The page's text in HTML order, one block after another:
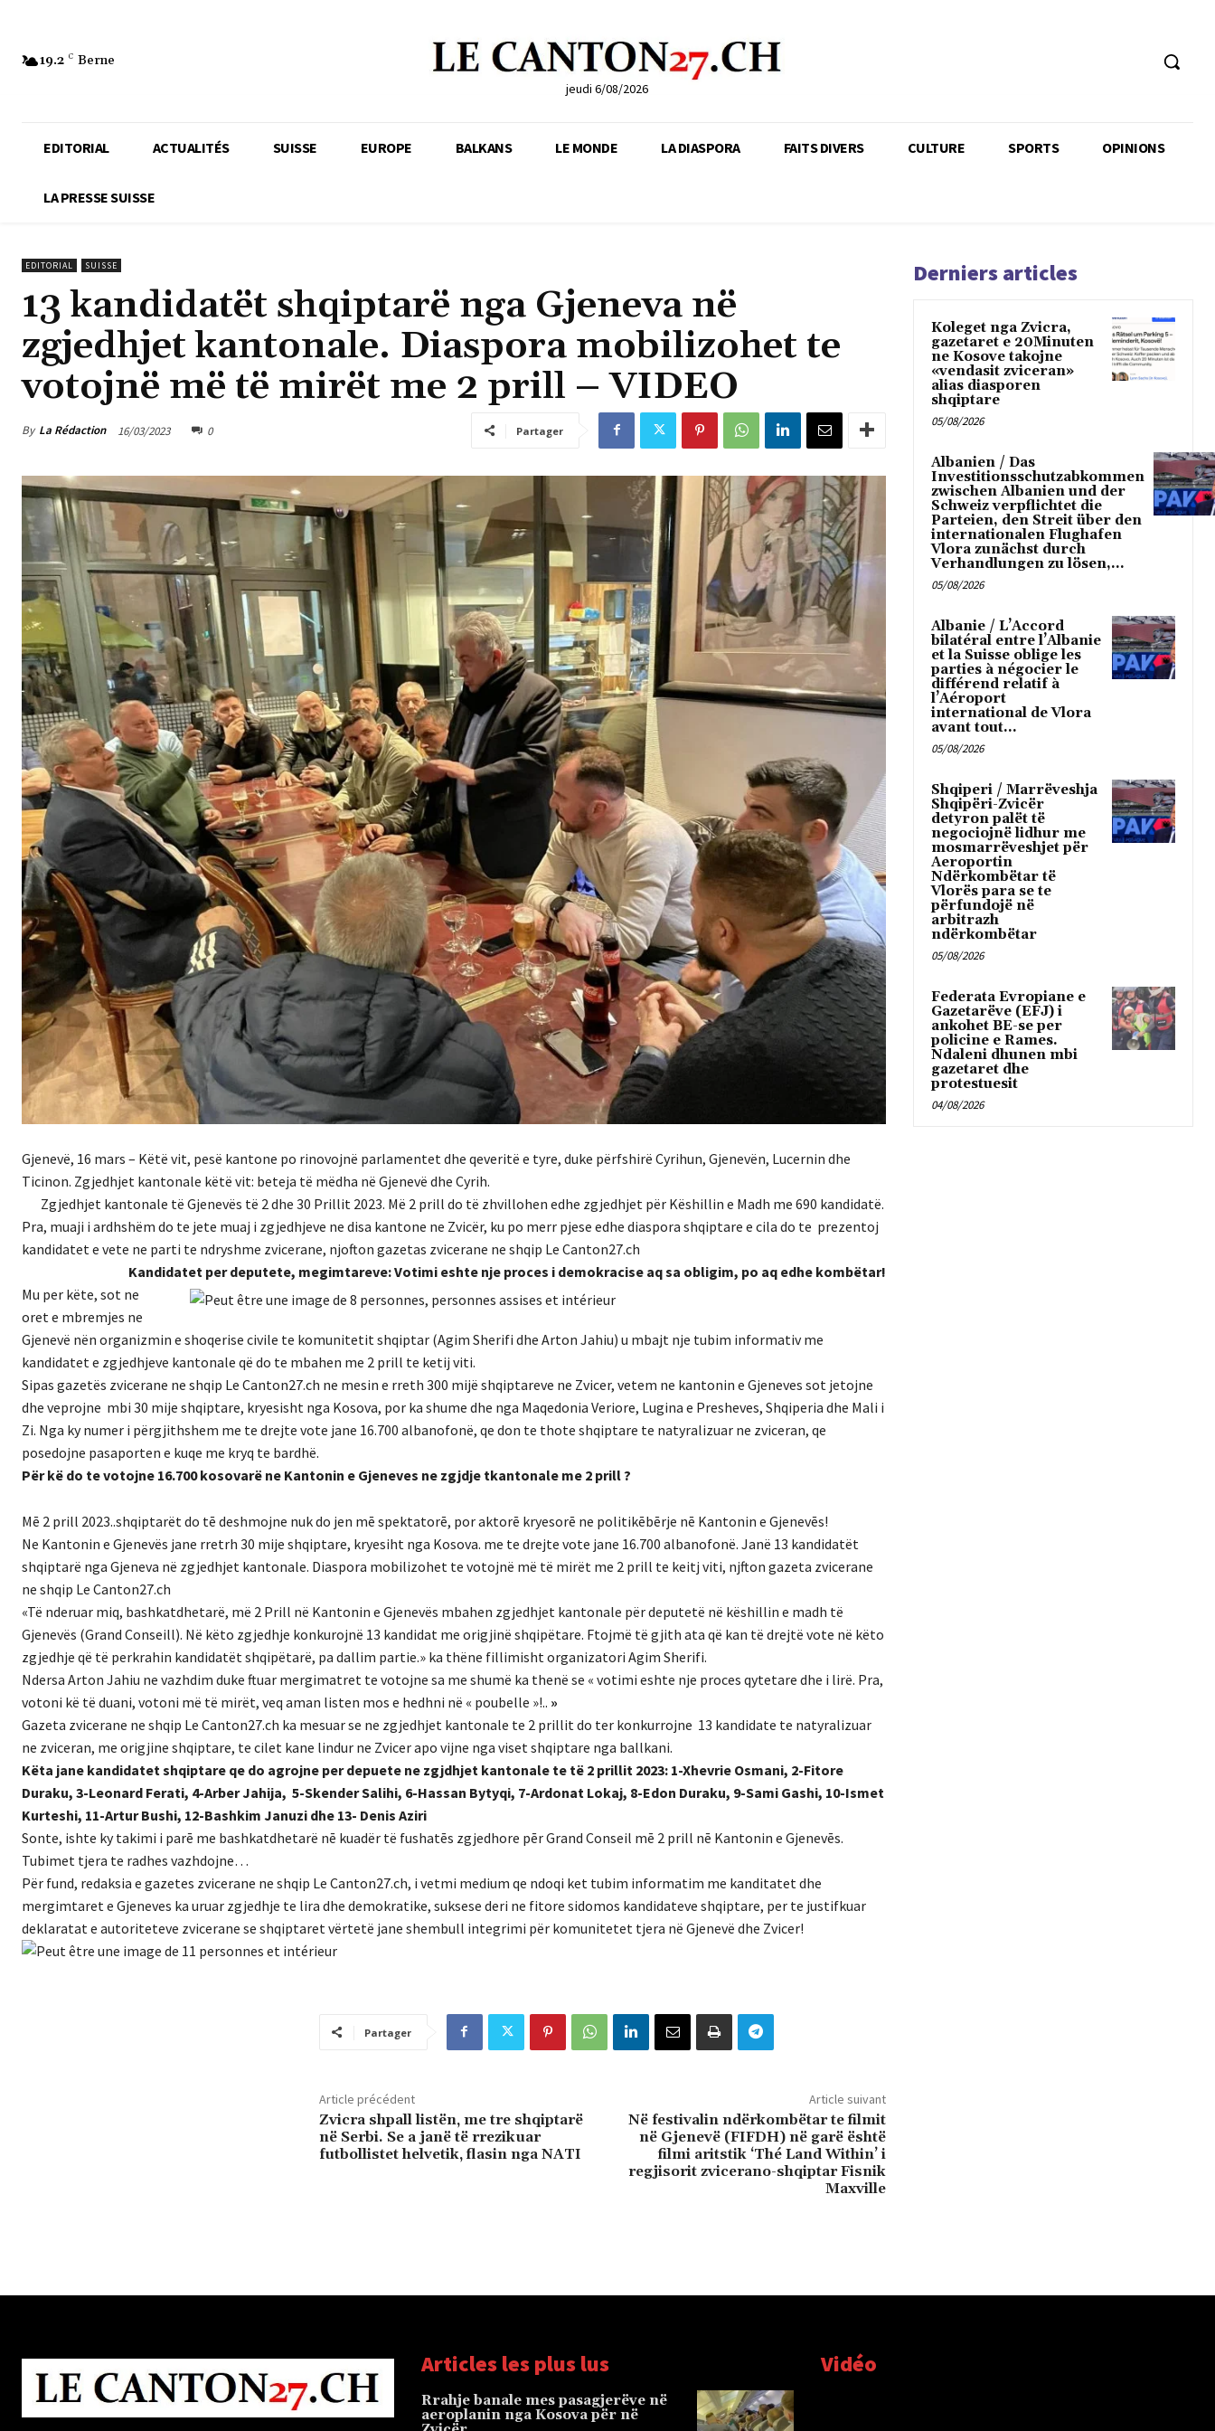
19.2 C Berne
jeudi 6/08/2026
EDITORIAL ACTUALITÉS SUISSE EUROPE BALKANS LE MONDE LA DIASPORA FAITS DIVERS CULTURE SPORTS OPINIONS
LA PRESSE SUISSE
EDITORIAL SUISSE
13 kandidatët shqiptarë nga Gjeneva në
zgjedhjet kantonale. Diaspora mobilizohet te
votojnë më të mirët me 2 prill – VIDEO
By La Rédaction 16/03/2023 0 Partager
Gjenevë, 16 mars – Këtë vit, pesë kantone po rinovojnë parlamentet dhe qeveritë e tyre, duke përfshirë Cyrihun, Gjenevën, Lucernin dhe
Ticinon. Zgjedhjet kantonale këtë vit: beteja të mëdha në Gjenevë dhe Cyrih.
Zgjedhjet kantonale të Gjenevës të 2 dhe 30 Prillit 2023. Më 2 prill do të zhvillohen edhe zgjedhjet për Këshillin e Madh me 690 kandidatë.
Pra, muaji i ardhshëm do te jete muaj i zgjedhjeve ne disa kantone ne Zvicër, ku po merr pjese edhe diaspora shqiptare e cila do te prezentoj
kandidatet e vete ne parti te ndryshme zvicerane, njofton gazetas zvicerane ne shqip Le Canton27.ch
Kandidatet per deputete, megimtareve: Votimi eshte nje proces i demokracise aq sa obligim, po aq edhe kombëtar!
Mu per këte, sot ne
oret e mbremjes ne
Gjenevë nën organizmin e shoqerise civile te komunitetit shqiptar (Agim Sherifi dhe Arton Jahiu) u mbajt nje tubim informativ me
kandidatet e zgjedhjeve kantonale që do te mbahen me 2 prill te ketij viti.
Sipas gazetës zvicerane ne shqip Le Canton27.ch ne mesin e rreth 300 mijë shqiptareve ne Zvicer, vetem ne kantonin e Gjeneves sot jetojne
dhe veprojne mbi 30 mije shqiptare, kryesisht nga Kosova, por ka shume dhe nga Maqedonia Veriore, Lugina e Presheves, Shqiperia dhe Mali i
Zi. Nga ky numer i përgjithshem me te drejte vote jane 16.700 albanofonë, qe don te thote shqiptare te natyralizuar ne zviceran, qe
posedojne pasaporten e kuqe me kryq te bardhë.
Për kë do te votojne 16.700 kosovarë ne Kantonin e Gjeneves ne zgjdje tkantonale me 2 prill ?
Mē 2 prill 2023..shqiptarët do tē deshmojne nuk do jen mē spektatorē, por aktorē kryesorē ne politikēbērje nē Kantonin e Gjenevēs!
Ne Kantonin e Gjenevës jane rretrh 30 mije shqiptare, kryesiht nga Kosova. me te drejte vote jane 16.700 albanofonë. Janë 13 kandidatët
shqiptarë nga Gjeneva në zgjedhjet kantonale. Diaspora mobilizohet te votojnë më të mirët me 2 prill te keitj viti, njfton gazeta zvicerane
ne shqip Le Canton27.ch
«Të nderuar miq, bashkatdhetarë, më 2 Prill në Kantonin e Gjenevës mbahen zgjedhjet kantonale për deputetë në këshillin e madh të
Gjenevës (Grand Conseill). Në këto zgjedhje konkurojnë 13 kandidat me origjinë shqipëtare. Ftojmë të gjith ata që kan të drejtë vote në këto
zgjedhje që të perkrahin kandidatët shqipëtarë, pa dallim partie.» ka thëne fillimisht organizatori Agim Sherifi.
Ndersa Arton Jahiu ne vazhdim duke ftuar mergimatret te votojne sa me shumë ka thenë se « votimi eshte nje proces qytetare dhe i lirë. Pra,
votoni kë të duani, votoni më të mirët, veq aman listen mos e hedhni në « poubelle »!.. »
Gazeta zvicerane ne shqip Le Canton27.ch ka mesuar se ne zgjedhjet kantonale te 2 prillit do ter konkurrojne 13 kandidate te natyralizuar
ne zviceran, me origjine shqiptare, te cilet kane lindur ne Zvicer apo vijne nga viset shqiptare nga ballkani.
Këta jane kandidatet shqiptare qe do agrojne per depuete ne zgjdhjet kantonale te të 2 prillit 2023: 1-Xhevrie Osmani, 2-Fitore
Duraku, 3-Leonard Ferati, 4-Arber Jahija, 5-Skender Salihi, 6-Hassan Bytyqi, 7-Ardonat Lokaj, 8-Edon Duraku, 9-Sami Gashi, 10-Ismet
Kurteshi, 11-Artur Bushi, 12-Bashkim Januzi dhe 13- Denis Aziri
Sonte, ishte ky takimi i parē me bashkatdhetarë nē kuadër të fushatēs zgjedhore pēr Grand Conseil mē 2 prill nē Kantonin e Gjenevēs.
Tubimet tjera te radhes vazhdojne…
Për fund, redaksia e gazetes zvicerane ne shqip Le Canton27.ch, i vetmi medium qe ndoqi ket tubim informatim me kanditatet dhe
mergimtaret e Gjeneves ka uruar zgjedhje te lira dhe demokratike, suksese deri ne fitore sidomos kandidateve shqiptare, per te justifkuar
deklaratat e autoriteteve zvicerane se shqiptaret vërtetë jane shembull integrimi për komunitetet tjera në Gjenevë dhe Zvicer!
Partager
Article précédent
Zvicra shpall listën, me tre shqiptarë
në Serbi. Se a janë të rrezikuar
futbollistet helvetik, flasin nga NATI
Article suivant
Në festivalin ndërkombëtar te filmit
në Gjenevë (FIFDH) në garë është
filmi aritstik ‘Thé Land Within’ i
regjisorit zvicerano-shqiptar Fisnik
Maxville
Derniers articles
Koleget nga Zvicra,
gazetaret e 20Minuten
ne Kosove takojne
«vendasit zviceran»
alias diasporen
shqiptare
05/08/2026
Albanien / Das
Investitionsschutzabkommen
zwischen Albanien und der
Schweiz verpflichtet die
Parteien, den Streit über den
internationalen Flughafen
Vlora zunächst durch
Verhandlungen zu lösen,...
05/08/2026
Albanie / L’Accord
bilatéral entre l’Albanie
et la Suisse oblige les
parties à négocier le
différend relatif à
l’Aéroport
international de Vlora
avant tout...
05/08/2026
Shqiperi / Marrëveshja
Shqipëri-Zvicër
detyron palët të
negociojnë lidhur me
mosmarrëveshjet për
Aeroportin
Ndërkombëtar të
Vlorës para se te
përfundojë në
arbitrazh
ndërkombëtar
05/08/2026
Federata Evropiane e
Gazetarëve (EFJ) i
ankohet BE-se per
policine e Rames.
Ndaleni dhunen mbi
gazetaret dhe
protestuesit
04/08/2026
Articles les plus lus
Rrahje banale mes pasagjerëve në
aeroplanin nga Kosova për në
Vidéo